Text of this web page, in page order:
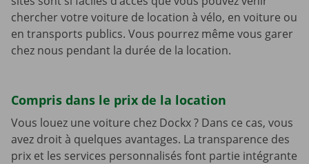
chercher votre voiture de location à vélo, en voiture ou
en transports publics. Vous pourrez même vous garer
chez nous pendant la durée de la location.
Compris dans le prix de la location
Vous louez une voiture chez Dockx ? Dans ce cas, vous
avez droit à quelques avantages. La transparence des
prix et les services personnalisés font partie intégrante